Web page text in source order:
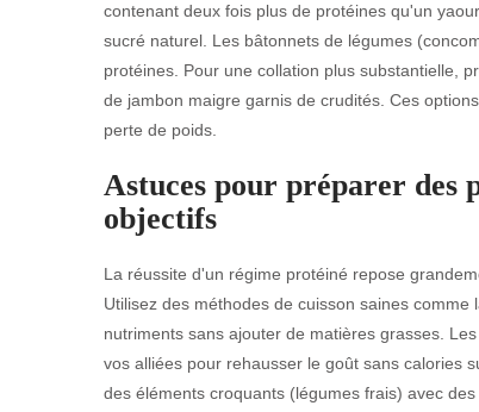
contenant deux fois plus de protéines qu'un
sucré naturel. Les bâtonnets de légumes
protéines. Pour une collation plus substantielle,
de jambon maigre garnis de crudités. Ces
perte de poids.
Astuces pour préparer des
objectifs
La réussite d'un régime protéiné repose
Utilisez des méthodes de cuisson saines
nutriments sans ajouter de matières grasses.
vos alliées pour rehausser le goût sans calories
des éléments croquants (légumes frais) avec